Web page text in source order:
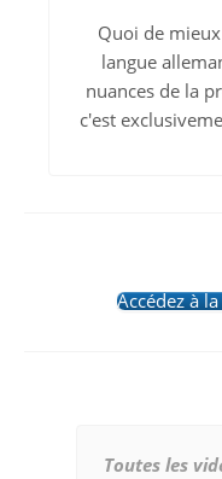
Quoi de
langue
nuances de la
c'est
Accédez à
Toutes les